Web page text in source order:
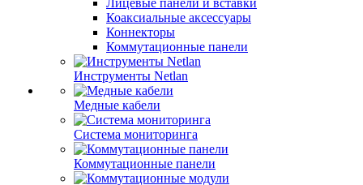
Лицевые панели и вставки
Коаксиальные аксессуары
Коннекторы
Коммутационные панели
Инструменты Netlan
Медные кабели
Система мониторинга
Коммутационные панели